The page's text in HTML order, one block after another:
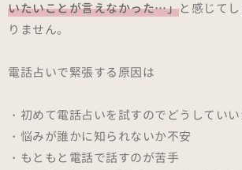
いたいことが言えなかった…」と感じて
りません。
電話占いで緊張する原因は
・初めて電話占いを試すのでどうしてい
・悩みが誰かに知られないか不安
・もともと電話で話すのが苦手